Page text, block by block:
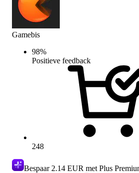
Gamebis
98%
Positieve feedback
248
Bespaar 2.14 EUR met Plus